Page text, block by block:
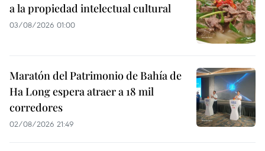
a la propiedad intelectual cultural
03/08/2026 01:00
Maratón del Patrimonio de Bahía de
Ha Long espera atraer a 18 mil
corredores
02/08/2026 21:49